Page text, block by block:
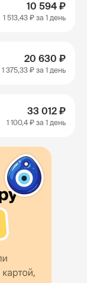
10 594 ₽
1 513,43 ₽ за 1 день
20 630 ₽
1 375,33 ₽ за 1 день
33 012 ₽
1 100,4 ₽ за 1 день